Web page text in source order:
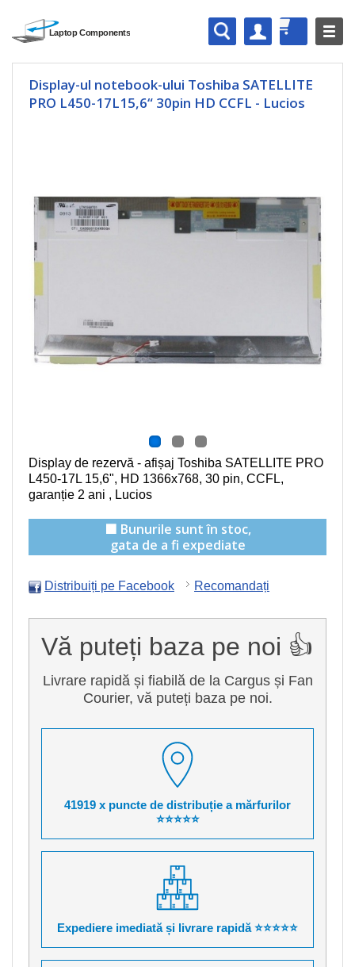
Display-ul notebook-ului Toshiba SATELLITE
PRO L450-17L15,6“ 30pin HD CCFL - Lucios
Display de rezervă - afișaj Toshiba SATELLITE PRO
L450-17L 15,6", HD 1366x768, 30 pin, CCFL,
garanție 2 ani , Lucios
🟩 Bunurile sunt în stoc,
gata de a fi expediate
Distribuiți pe Facebook Recomandați
Vă puteți baza pe noi 👍
Livrare rapidă și fiabilă de la Cargus și Fan
Courier, vă puteți baza pe noi.
41919 x puncte de distribuție a mărfurilor
⭐⭐⭐⭐⭐
Expediere imediată și livrare rapidă ⭐⭐⭐⭐⭐